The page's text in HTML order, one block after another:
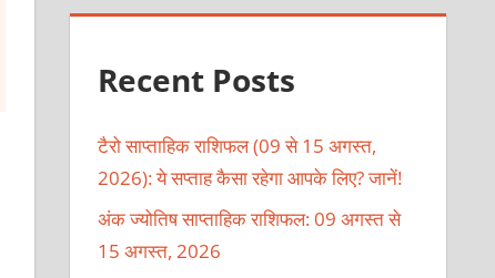
Recent Posts
टैरो साप्ताहिक राशिफल (09 से 15 अगस्त,
2026): ये सप्ताह कैसा रहेगा आपके लिए? जानें!
अंक ज्योतिष साप्ताहिक राशिफल: 09 अगस्त से
15 अगस्त, 2026